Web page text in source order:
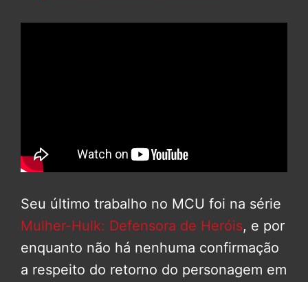
Seu último trabalho no MCU foi na série
Mulher-Hulk: Defensora de Heróis, e por
enquanto não há nenhuma confirmação
a respeito do retorno do personagem em